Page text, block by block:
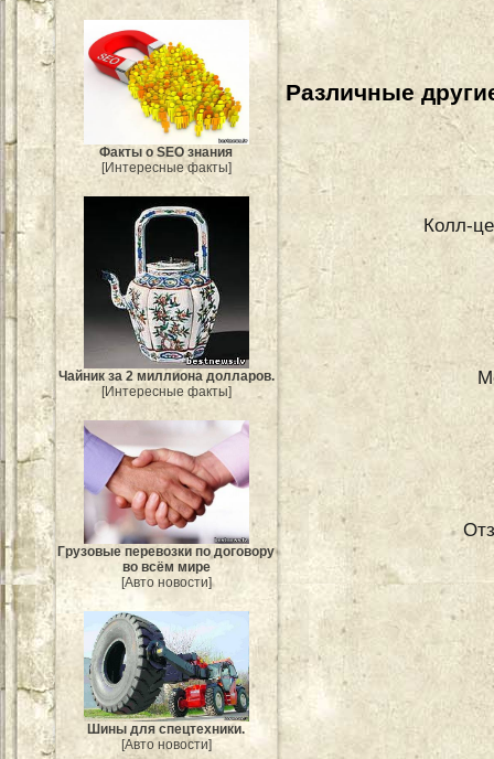
Факты о SEO знания
[Интересные факты]
Чайник за 2 миллиона долларов.
[Интересные факты]
Грузовые перевозки по договору
во всём мире
[Авто новости]
Шины для спецтехники.
[Авто новости]
Различные
Колл-